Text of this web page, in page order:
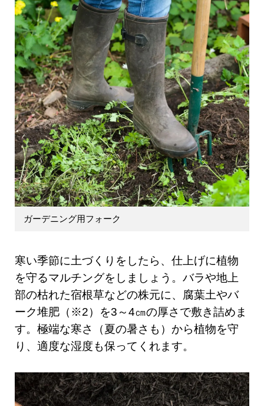
ガーデニング用フォーク
寒い季節に土づくりをしたら、仕上げに植物
を守るマルチングをしましょう。バラや地上
部の枯れた宿根草などの株元に、腐葉土やバ
ーク堆肥（※2）を3～4㎝の厚さで敷き詰めま
す。極端な寒さ（夏の暑さも）から植物を守
り、適度な湿度も保ってくれます。